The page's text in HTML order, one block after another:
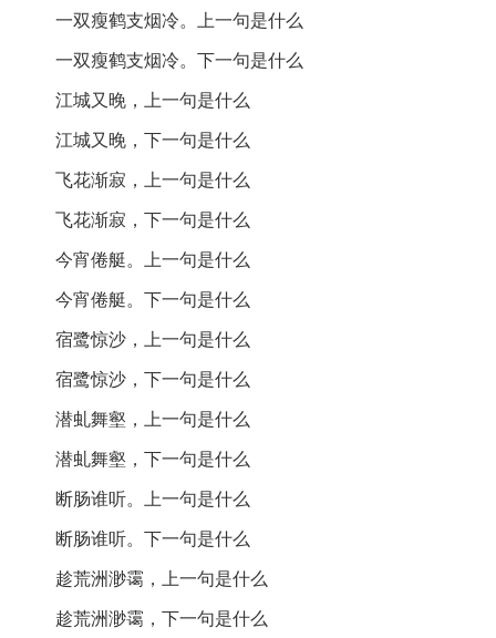
黄鹤: 指黄鹤楼，象征旧游与怀念。
诗词背景
作者介绍: 杜文澜，清代诗人，生平不详，诗风多体现出
对自然的感悟与对人生的思考。
创作背景: 这首诗作于夜晚，舟行江上，作者在寂静的氛
围中感受到孤独与思念，表达了对过往美好时光的怀念
与对现实的感慨。
诗歌鉴赏
通过描绘夜晚舟行的场景，营造出一种孤独而又凄美的
氛围。开篇几句即通过“几番吹月梅边，一双瘦鹤支烟冷”
下的回响，给人以无限的遐想。
接下来的描述“江城又晚，飞花渐寂，今宵倦艇”则进一步
加深了夜色的沉寂与诗人的倦怠感。飞花的寂寞与游子
的孤独。
诗中多用意象，如“宿鹭惊沙，潜虬舞壑”，展现了自然的
一双瘦鹤支烟冷。上一句是什么
一双瘦鹤支烟冷。下一句是什么
江城又晚，上一句是什么
江城又晚，下一句是什么
飞花渐寂，上一句是什么
飞花渐寂，下一句是什么
今宵倦艇。上一句是什么
今宵倦艇。下一句是什么
宿鹭惊沙，上一句是什么
宿鹭惊沙，下一句是什么
潜虬舞壑，上一句是什么
潜虬舞壑，下一句是什么
断肠谁听。上一句是什么
断肠谁听。下一句是什么
趁荒洲渺霭，上一句是什么
趁荒洲渺霭，下一句是什么